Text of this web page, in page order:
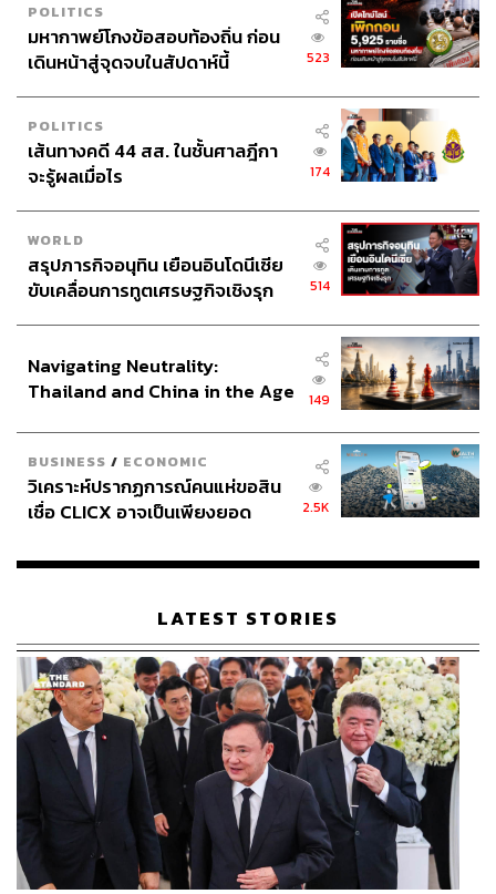
1.1K
ABOUT THE AUTHOR
ตรีชฎา โชคธนาเสริมสกุล
Content Creator กองข่าวต่างประเทศ
POLITICS
มหากาพย์โกงข้อสอบท้องถิ่น ก่อน
เดินหน้าสู่จุดจบในสัปดาห์นี้
523
POLITICS
เส้นทางคดี 44 สส. ในชั้นศาลฎีกา
จะรู้ผลเมื่อไร
174
WORLD
สรุปภารกิจอนุทิน เยือนอินโดนีเซีย
ขับเคลื่อนการทูตเศรษฐกิจเชิงรุก
514
Navigating Neutrality:
Thailand and China in the Age
149
BUSINESS / ECONOMIC
วิเคราะห์ปรากฏการณ์คนแห่ขอสิน
เชื่อ CLICX อาจเป็นเพียงยอด
เรือนไทยที่ถูกซุกไว้
2.5K
LATEST STORIES